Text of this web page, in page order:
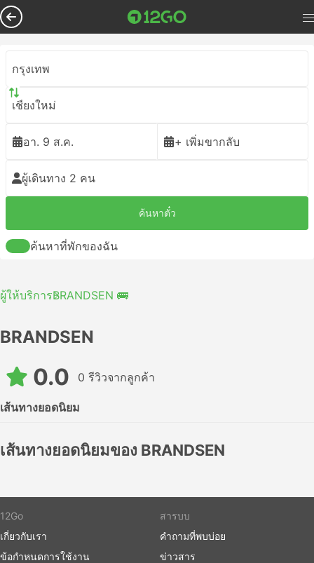
กรุงเทพ
เชียงใหม่
อา. 9 ส.ค. + เพิ่มขากลับ
ผู้เดินทาง 2 คน
ค้นหาตั๋ว
ค้นหาที่พักของฉัน
ผู้ให้บริการBRANDSEN 🚌
BRANDSEN
0.0 0 รีวิวจากลูกค้า
เส้นทางยอดนิยม
เส้นทางยอดนิยมของ BRANDSEN
12Go
เกี่ยวกับเรา
ข้อกำหนดการใช้งาน
สารบบ
คำถามที่พบบ่อย
ข่าวสาร